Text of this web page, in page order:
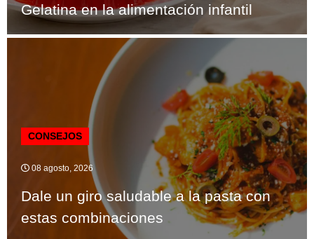
Gelatina en la alimentación infantil
CONSEJOS
08 agosto, 2026
Dale un giro saludable a la pasta con
estas combinaciones